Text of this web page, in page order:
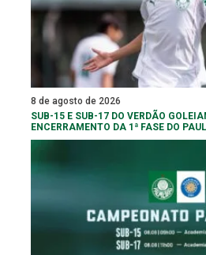
8 de agosto de 2026
SUB-15 E SUB-17 DO VERDÃO
ENCERRAMENTO DA 1ª FASE DO